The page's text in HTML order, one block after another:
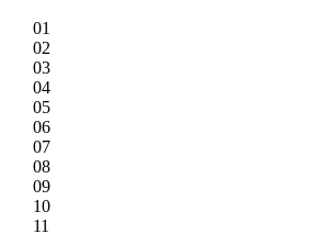
01
02
03
04
05
06
07
08
09
10
11